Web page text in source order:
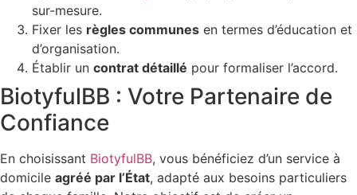
sur-mesure.
Fixer les règles communes en termes d’éducation et
d’organisation.
Établir un contrat détaillé pour formaliser l’accord.
BiotyfulBB : Votre Partenaire de
Confiance
En choisissant BiotyfulBB, vous bénéficiez d’un service à
domicile agréé par l’État, adapté aux besoins particuliers